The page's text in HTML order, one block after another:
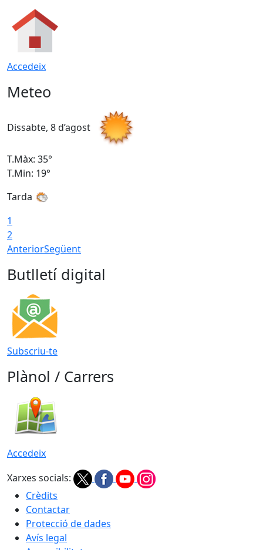
Accedeix
Meteo
Dissabte, 8 d’agost
T.Màx: 35°
T.Min: 19°
Tarda
1
2
AnteriorSegüent
Butlletí digital
Subscriu-te
Plànol / Carrers
Accedeix
Xarxes socials:
Crèdits
Contactar
Protecció de dades
Avís legal